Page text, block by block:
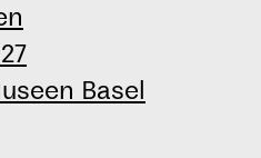
Basel